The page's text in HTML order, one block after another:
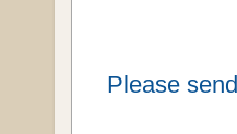
Please